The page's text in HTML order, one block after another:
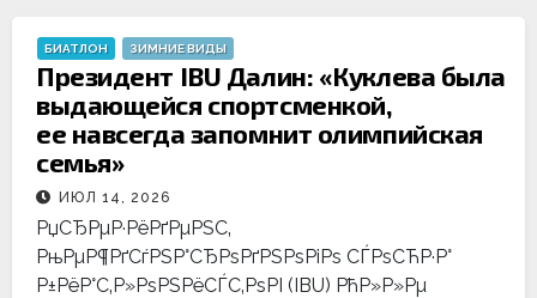
БИАТЛОН ЗИМНИЕ ВИДЫ
Президент IBU Далин: «Куклева была
выдающейся спортсменкой,
ее навсегда запомнит олимпийская
семья»
ИЮЛ 14, 2026
РџСЂРµР·РёРґРµРЅС‚
РњРµР¶РґСѓРЅР°СЂРѕРґРЅРѕРіРѕ СЃРѕСЋР·Р°
Р±РёР°С‚Р»РѕРЅРёСЃС‚РѕРІ (IBU) РћР»Р»Рµ